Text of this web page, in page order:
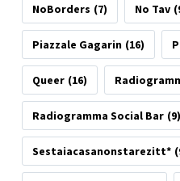
NoBorders (7) No Tav
Piazzale Gagarin (16)
Queer (16)
Radiogramma Social Bar (9)
Sestaiacasanonstarezitt*